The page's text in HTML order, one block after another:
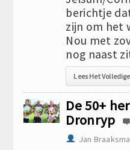
berichtje
zijn om het
Nou met
nog naast
Lees Het
De 50+
Dronryp
Jan Braaksma